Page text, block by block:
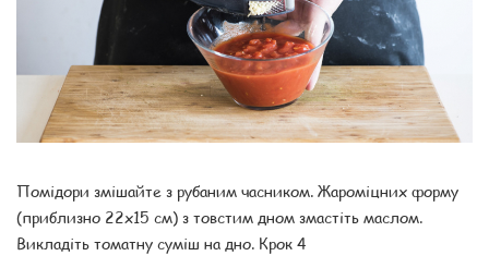
Помідори змішайте з рубаним часником. Жароміцних форму
(приблизно 22х15 см) з товстим дном змастіть маслом.
Викладіть томатну суміш на дно. Крок 4